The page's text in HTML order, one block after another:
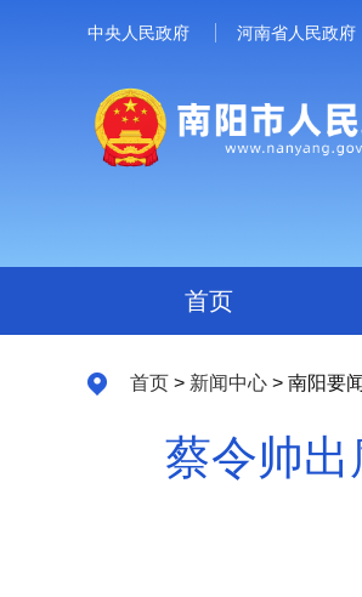
中央人民政府 河南省人民政府
首页
首页 > 新闻中心 > 南阳要闻
蔡令帅